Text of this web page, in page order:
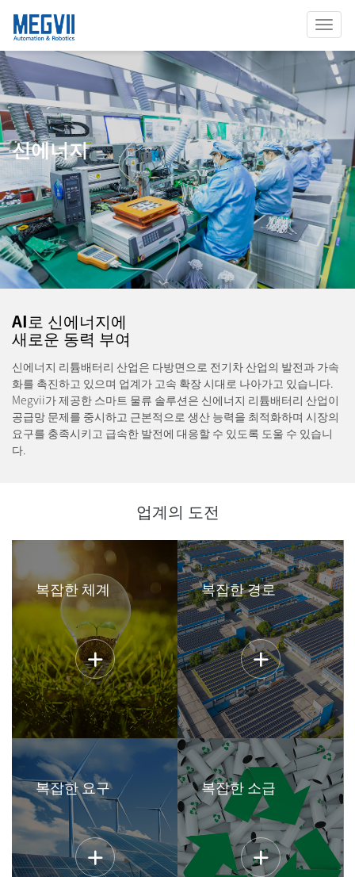
Menu
신에너지
AI로 신에너지에
새로운 동력 부여
신에너지 리튬배터리 산업은 다방면으로 전기차 산업의 발전과 가속
화를 촉진하고 있으며 업계가 고속 확장 시대로 나아가고 있습니다.
Megvii가 제공한 스마트 물류 솔루션은 신에너지 리튬배터리 산업이
공급망 문제를 중시하고 근본적으로 생산 능력을 최적화하며 시장의
요구를 충족시키고 급속한 발전에 대응할 수 있도록 도울 수 있습니
다.
업계의 도전
복잡한 체계 복잡한 경로
복잡한 요구 복잡한 소급